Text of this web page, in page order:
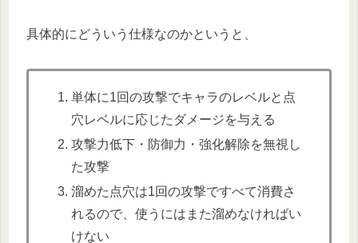
具体的にどういう仕様なのかというと、
単体に1回の攻撃でキャラのレベルと点
穴レベルに応じたダメージを与える
攻撃力低下・防御力・強化解除を無視し
た攻撃
溜めた点穴は1回の攻撃ですべて消費さ
れるので、使うにはまた溜めなければい
けない